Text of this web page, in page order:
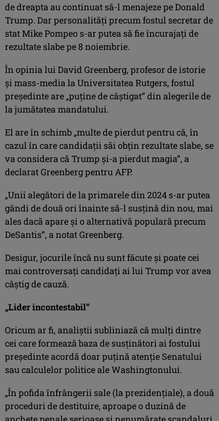
de dreapta au continuat să-l menajeze pe Donald
Trump. Dar personalităţi precum fostul secretar de
stat Mike Pompeo s-ar putea să fie încurajaţi de
rezultate slabe pe 8 noiembrie.
În opinia lui David Greenberg, profesor de istorie
şi mass-media la Universitatea Rutgers, fostul
preşedinte are „puţine de câştigat” din alegerile de
la jumătatea mandatului.
El are în schimb „multe de pierdut pentru că, în
cazul în care candidaţii săi obţin rezultate slabe, se
va considera că Trump şi-a pierdut magia”, a
declarat Greenberg pentru AFP.
„Unii alegători de la primarele din 2024 s-ar putea
gândi de două ori înainte să-l susţină din nou, mai
ales dacă apare şi o alternativă populară precum
DeSantis”, a notat Greenberg.
Desigur, jocurile încă nu sunt făcute şi poate cei
mai controversaţi candidaţi ai lui Trump vor avea
câştig de cauză.
„Lider incontestabil”
Oricum ar fi, analiştii subliniază că mulţi dintre
cei care formează baza de susţinători ai fostului
preşedinte acordă doar puţină atenţie Senatului
sau calculelor politice ale Washingtonului.
„În pofida înfrângerii sale (la prezidenţiale), a două
proceduri de destituire, aproape o duzină de